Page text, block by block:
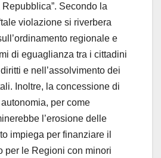
Secondo la
violazione si riverbera
regionale e
di eguaglianza tra i cittadini
e nell’assolvimento dei
Inoltre, la concessione di
per come
l’erosione delle
impiega per finanziare il
per le Regioni con minori